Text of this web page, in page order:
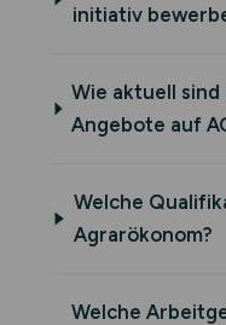
initiativ
Wie aktuell
Angebote auf
Welche
Agrarökonom?
Welche